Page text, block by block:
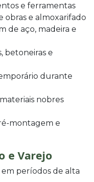
e ferramentas
obras e almoxarifado
de aço, madeira e
betoneiras e
durante
nobres
montagem e
e Varejo
períodos de alta